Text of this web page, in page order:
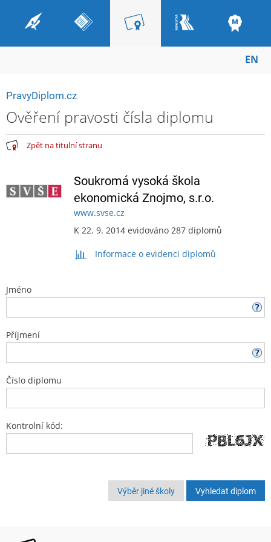
EN
PravyDiplom.cz
Ověření pravosti čísla diplomu
Zpět na titulní stranu
Soukromá vysoká škola
ekonomická Znojmo, s.r.o.
www.svse.cz
K 22. 9. 2014 evidováno 287 diplomů
Informace o evidenci diplomů
Jméno
Příjmení
Číslo diplomu
Kontrolní kód:
Výběr jiné školy